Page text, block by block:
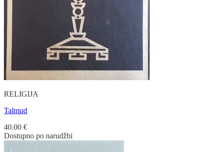
RELIGIJA
Talmud
40.00 €
Dostupno po narudžbi